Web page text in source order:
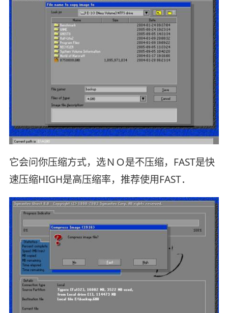
它会问你压缩方式，选ＮＯ是不压缩，FAST是快
速压缩HIGH是高压缩率，推荐使用FAST．